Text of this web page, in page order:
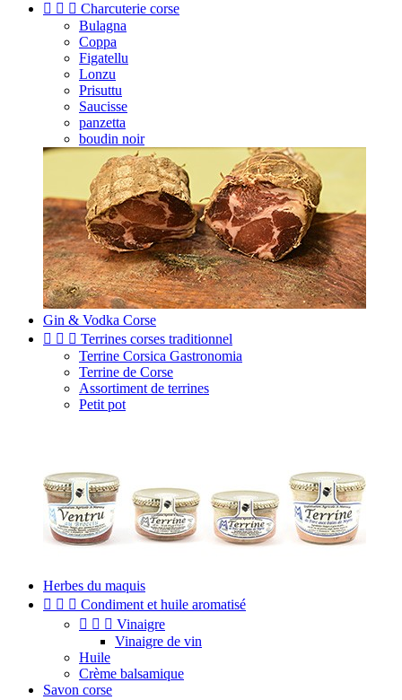
   Charcuterie corse
Bulagna
Coppa
Figatellu
Lonzu
Prisuttu
Saucisse
panzetta
boudin noir
Gin & Vodka Corse
   Terrines corses traditionnel
Terrine Corsica Gastronomia
Terrine de Corse
Assortiment de terrines
Petit pot
Herbes du maquis
   Condiment et huile aromatisé
   Vinaigre
Vinaigre de vin
Huile
Crème balsamique
Savon corse